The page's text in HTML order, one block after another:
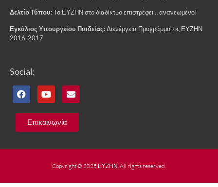
Δελτίο Τύπου:Το ΕΥΖΗΝ στο διαδίκτυο επιστρέφει… ανανεωμένο!
Εγκύλιος Υπουργείου Παιδείας:Διενέργεια Προγράμματος ΕΥΖΗΝ
2016-2017
Social:
Επικοινωνία
Copyright © 2025 ΕΥΖΗΝ. All rights reserved.